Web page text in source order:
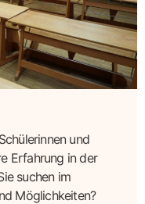
und
Erfahrung in der
suchen im
Möglichkeiten?